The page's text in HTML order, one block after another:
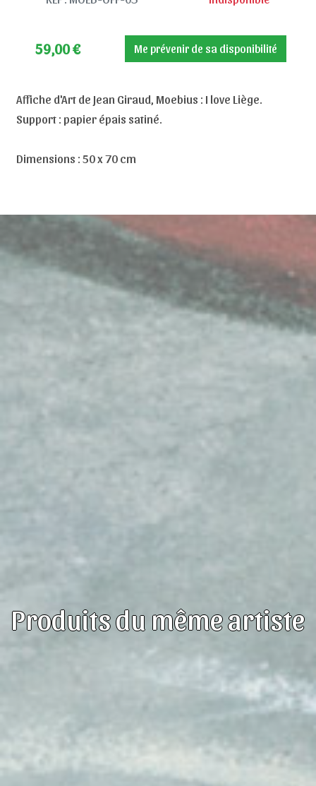
59,00€ Me prévenir de sa disponibilité
Affiche d'Art de Jean Giraud, Moebius : I love Liège.
Support : papier épais satiné.
Dimensions : 50 x 70 cm
Produits du même artiste